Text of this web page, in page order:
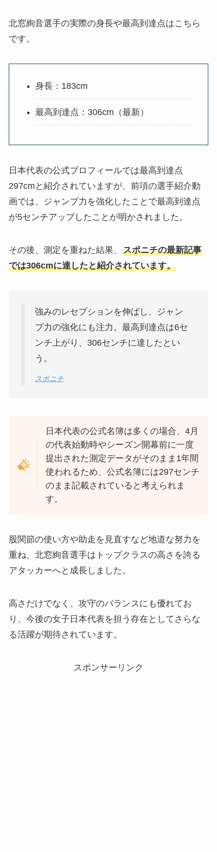
北窓絢音選手の実際の身長や最高到達点はこちら
です。
身長：183cm
最高到達点：306cm（最新）
日本代表の公式プロフィールでは最高到達点
297cmと紹介されていますが、前項の選手紹介動
画では、ジャンプ力を強化したことで最高到達点
が5センチアップしたことが明かされました。
その後、測定を重ねた結果、 スポニチの最新記事
では306cmに達したと紹介されています。
強みのレセプションを伸ばし、ジャン
プ力の強化にも注力。最高到達点は6セ
ンチ上がり、306センチに達したとい
う。
スポニチ
日本代表の公式名簿は多くの場合、4月
の代表始動時やシーズン開幕前に一度
提出された測定データがそのまま1年間
使われるため、公式名簿には297センチ
のまま記載されていると考えられま
す。
股関節の使い方や助走を見直すなど地道な努力を
重ね、北窓絢音選手はトップクラスの高さを誇る
アタッカーへと成長しました。
高さだけでなく、攻守のバランスにも優れてお
り、今後の女子日本代表を担う存在としてさらな
る活躍が期待されています。
スポンサーリンク